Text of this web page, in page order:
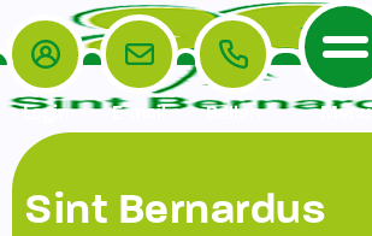
Home
De School
Ouders
Login E-mail Bellen Menu
Sint Bernardus